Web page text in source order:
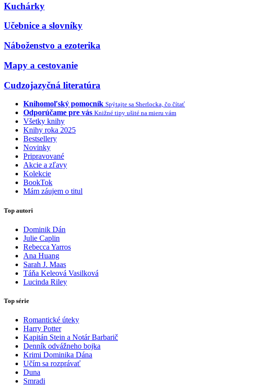
Kuchárky
Učebnice a slovníky
Náboženstvo a ezoterika
Mapy a cestovanie
Cudzojazyčná literatúra
Knihomoľský pomocník Spýtajte sa Sherlocka, čo čítať
Odporúčame pre vás Knižné tipy ušité na mieru vám
Všetky knihy
Knihy roka 2025
Bestsellery
Novinky
Pripravované
Akcie a zľavy
Kolekcie
BookTok
Mám záujem o titul
Top autori
Dominik Dán
Julie Caplin
Rebecca Yarros
Ana Huang
Sarah J. Maas
Táňa Keleová Vasilková
Lucinda Riley
Top série
Romantické úteky
Harry Potter
Kapitán Stein a Notár Barbarič
Denník odvážneho bojka
Krimi Dominika Dána
Učím sa rozprávať
Duna
Smradi